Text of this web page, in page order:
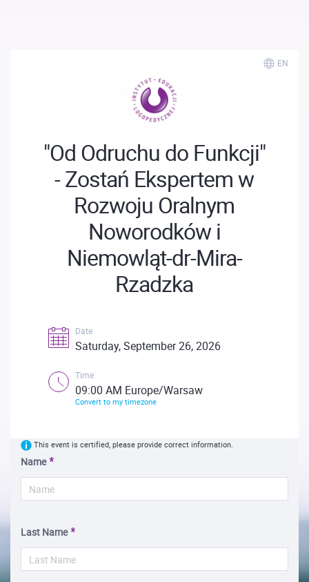
EN
"Od Odruchu do Funkcji"
- Zostań Ekspertem w
Rozwoju Oralnym
Noworodków i
Niemowląt-dr-Mira-
Rzadzka
Date
Saturday, September 26, 2026
Time
09:00 AM Europe/Warsaw
Convert to my timezone
This event is certified, please provide correct information.
Name
Last Name